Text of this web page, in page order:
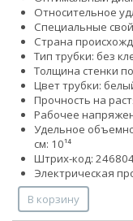
Относительное
Специальные
Страна
Тип трубки: без
Толщина стенки
Цвет трубки:
Прочность на
Рабочее
Удельное
см: 10¹⁴
Штрих-код:
Электрическая
В корзину